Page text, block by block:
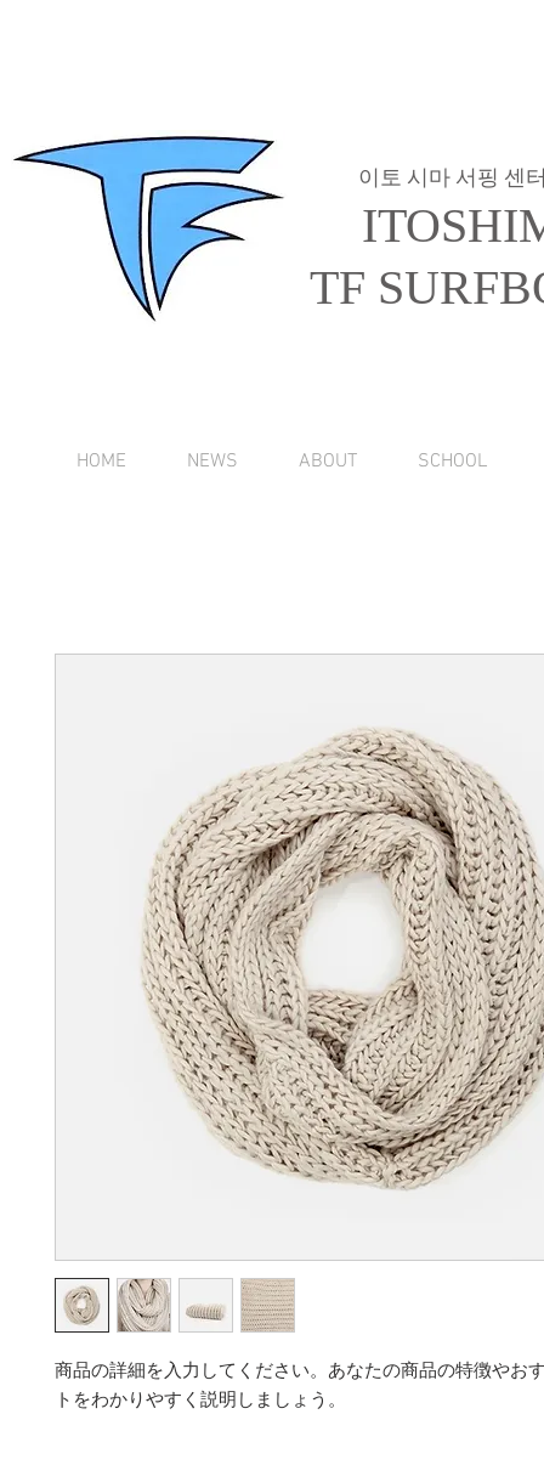
이토 시마 서핑 센
TF
HOME NEWS ABOUT SCHOOL
商品の詳細を入力してください。あなたの商品の特徴やお
トをわかりやすく説明しましょう。